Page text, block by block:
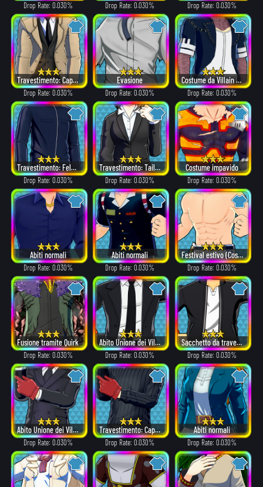
Drop Rate: 0.030% Drop Rate: 0.030% Drop Rate: 0.030%
Travestimento: Cappotto
Drop Rate: 0.030%
Evasione
Drop Rate: 0.030%
Costume da Villain versione capelli bianchi
Drop Rate: 0.030%
Travestimento: Felpa a cerniera
Drop Rate: 0.030%
Travestimento: Tailleur
Drop Rate: 0.030%
Costume impavido
Drop Rate: 0.030%
Abiti normali
Drop Rate: 0.030%
Abiti normali
Drop Rate: 0.030%
Festival estivo (Costume)
Drop Rate: 0.030%
Fusione tramite Quirk
Drop Rate: 0.030%
Abito Unione dei Villain
Drop Rate: 0.030%
Sacchetto da travestimento
Drop Rate: 0.030%
Abito Unione dei Villain
Drop Rate: 0.030%
Travestimento: Cappello di lana
Drop Rate: 0.030%
Abiti normali
Drop Rate: 0.030%